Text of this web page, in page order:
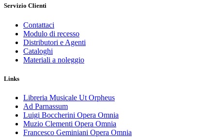
Servizio Clienti
Contattaci
Modulo di recesso
Distributori e Agenti
Cataloghi
Materiali a noleggio
Links
Libreria Musicale Ut Orpheus
Ad Parnassum
Luigi Boccherini Opera Omnia
Muzio Clementi Opera Omnia
Francesco Geminiani Opera Omnia